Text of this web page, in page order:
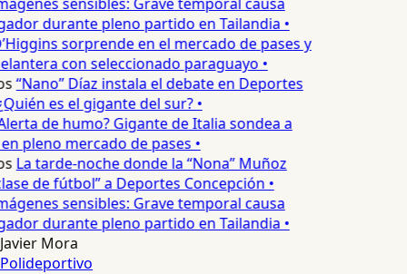
durante pleno partido en Tailandia •
sorprende en el mercado de pases y
con seleccionado paraguayo •
“Nano” Díaz instala el debate en Deportes
es el gigante del sur? •
de humo? Gigante de Italia sondea a
pleno mercado de pases •
La tarde-noche donde la “Nona” Muñoz
de fútbol” a Deportes Concepción •
sensibles: Grave temporal causa
durante pleno partido en Tailandia •
Javier Mora
Polideportivo